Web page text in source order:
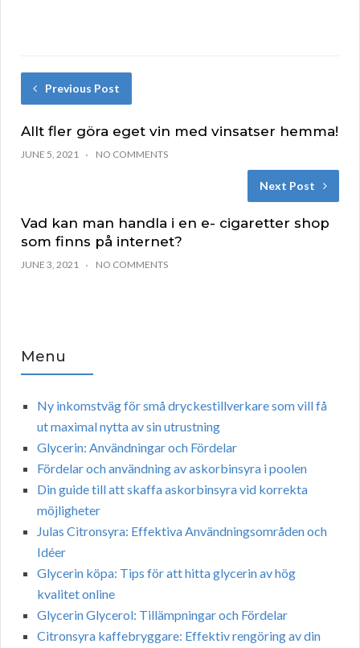
Previous Post
Allt fler göra eget vin med vinsatser hemma!
JUNE 5, 2021 NO COMMENTS
Next Post
Vad kan man handla i en e- cigaretter shop
som finns på internet?
JUNE 3, 2021 NO COMMENTS
Menu
Ny inkomstväg för små dryckestillverkare som vill få
ut maximal nytta av sin utrustning
Glycerin: Användningar och Fördelar
Fördelar och användning av askorbinsyra i poolen
Din guide till att skaffa askorbinsyra vid korrekta
möjligheter
Julas Citronsyra: Effektiva Användningsområden och
Idéer
Glycerin köpa: Tips för att hitta glycerin av hög
kvalitet online
Glycerin Glycerol: Tillämpningar och Fördelar
Citronsyra kaffebryggare: Effektiv rengöring av din